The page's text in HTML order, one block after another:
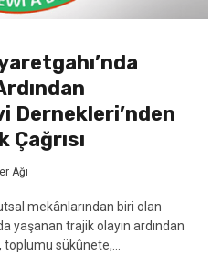
Dernekleri’nden
Ağı
mekânlarından biri olan
yaşanan trajik olayın ardından
sükûnete,...